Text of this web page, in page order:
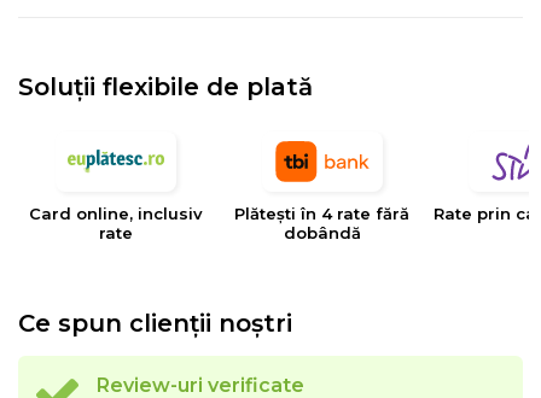
Soluții flexibile de plată
Card online, inclusiv
rate
Plătești în 4 rate fără
dobândă
Rate prin
Ce spun clienții noștri
Review-uri verificate